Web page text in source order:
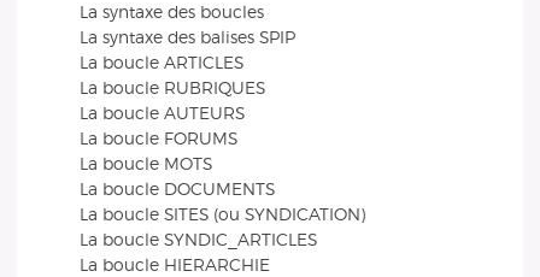
La syntaxe des boucles
La syntaxe des balises SPIP
La boucle ARTICLES
La boucle RUBRIQUES
La boucle AUTEURS
La boucle FORUMS
La boucle MOTS
La boucle DOCUMENTS
La boucle SITES (ou SYNDICATION)
La boucle SYNDIC_ARTICLES
La boucle HIERARCHIE